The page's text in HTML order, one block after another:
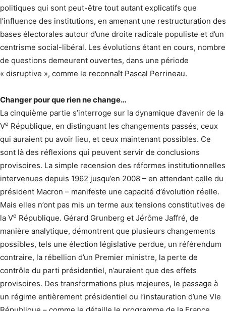
politiques qui sont peut-être tout autant explicatifs que
l’influence des institutions, en amenant une restructuration des
bases électorales autour d’une droite radicale populiste et d’un
centrisme social-libéral. Les évolutions étant en cours, nombre
de questions demeurent ouvertes, dans une période
« disruptive », comme le reconnaît Pascal Perrineau.
Changer pour que rien ne change…
La cinquième partie s’interroge sur la dynamique d’avenir de la
Ve République, en distinguant les changements passés, ceux
qui auraient pu avoir lieu, et ceux maintenant possibles. Ce
sont là des réflexions qui peuvent servir de conclusions
provisoires. La simple recension des réformes institutionnelles
intervenues depuis 1962 jusqu’en 2008 – en attendant celle du
président Macron – manifeste une capacité d’évolution réelle.
Mais elles n’ont pas mis un terme aux tensions constitutives de
la Ve République. Gérard Grunberg et Jérôme Jaffré, de
manière analytique, démontrent que plusieurs changements
possibles, tels une élection législative perdue, un référendum
contraire, la rébellion d’un Premier ministre, la perte de
contrôle du parti présidentiel, n’auraient que des effets
provisoires. Des transformations plus majeures, le passage à
un régime entièrement présidentiel ou l’instauration d’une VIe